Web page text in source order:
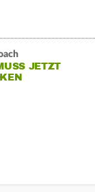
JETZT